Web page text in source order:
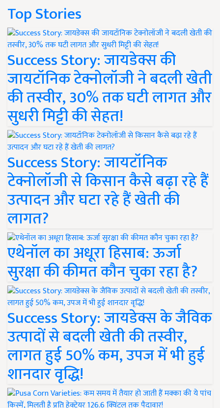
Top Stories
Success Story: जायडेक्स की
जायटॉनिक टेक्नोलॉजी ने बदली खेती
की तस्वीर, 30% तक घटी लागत और
सुधरी मिट्टी की सेहत!
Success Story: जायटॉनिक
टेक्नोलॉजी से किसान कैसे बढ़ा रहे हैं
उत्पादन और घटा रहे हैं खेती की
लागत?
एथेनॉल का अधूरा हिसाब: ऊर्जा
सुरक्षा की कीमत कौन चुका रहा है?
Success Story: जायडेक्स के जैविक
उत्पादों से बदली खेती की तस्वीर,
लागत हुई 50% कम, उपज में भी हुई
शानदार वृद्धि!